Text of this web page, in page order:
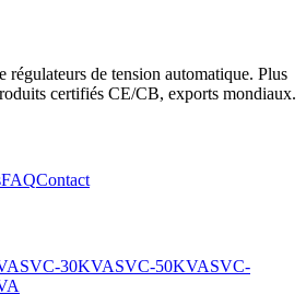
régulateurs de tension automatique. Plus
certifiés CE/CB, exports mondiaux.
FAQContact
SVC-30KVASVC-50KVASVC-